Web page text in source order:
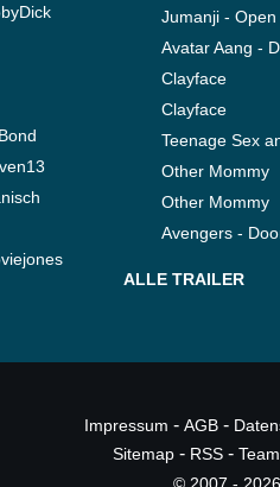
Jumanji - Open
Avatar Aang -
Clayface
Clayface
Teenage Sex
Other Mommy
Other Mommy
Avengers -
ALLE TRAILER
Impressum - AGB -
Sitemap - RSS - Team
© 2007 -